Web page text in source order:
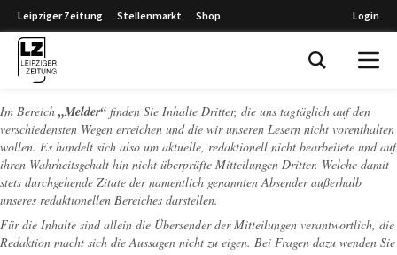
Leipziger Zeitung Stellenmarkt Shop Login
Im Bereich „Melder“ finden Sie Inhalte Dritter, die uns tagtäglich auf den
verschiedensten Wegen erreichen und die wir unseren Lesern nicht vorenthalten
wollen. Es handelt sich also um aktuelle, redaktionell nicht bearbeitete und auf
ihren Wahrheitsgehalt hin nicht überprüfte Mitteilungen Dritter. Welche damit
stets durchgehende Zitate der namentlich genannten Absender außerhalb
unseres redaktionellen Bereiches darstellen.
Für die Inhalte sind allein die Übersender der Mitteilungen verantwortlich, die
Redaktion macht sich die Aussagen nicht zu eigen. Bei Fragen dazu wenden Sie